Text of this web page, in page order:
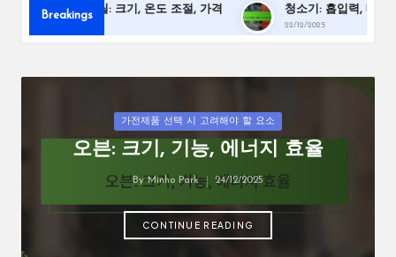
Breakings
릴: 크기, 온도 조절, 가격 청소기: 흡입력, 배터리 수명, 무게
Posted
in
가전제품 선택 시 고려해야 할 요소
오븐: 크기, 기능, 에너지 효율
Posted
by
ByMinho Park 24/12/2025
CONTINUE READING